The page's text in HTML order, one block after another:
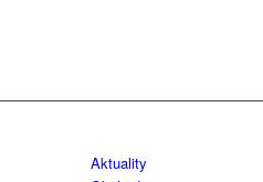
Aktuality